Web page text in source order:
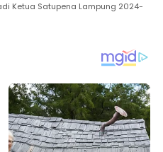
Ketua Satupena Lampung 2024-